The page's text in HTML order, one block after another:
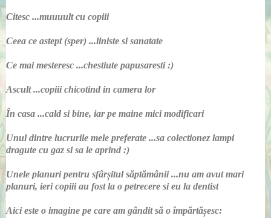
Citesc ...muuuult cu copiii
Ceea ce astept (sper) ...liniste si sanatate
Ce mai mesteresc ...chestiute papusaresti :)
Ascult ...copiii chicotind in camera lor
În casa ...cald si bine, iar pe maine mici modificari
Unul dintre lucrurile mele preferate ...sa colectionez lampi
dragute cu gaz si sa le aprind :)
Unele planuri pentru sfârșitul săptămânii ...nu am avut mari
planuri, ieri copiii au fost la o petrecere si eu la dentist
Aici este o imagine pe care am gândit să o împărtășesc: